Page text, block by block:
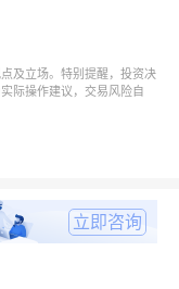
及立场。特别提醒，投资决
际操作建议，交易风险自
立即咨询